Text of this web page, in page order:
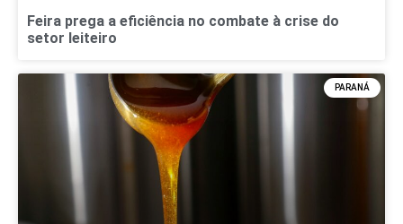
Feira prega a eficiência no combate à crise do
setor leiteiro
PARANÁ